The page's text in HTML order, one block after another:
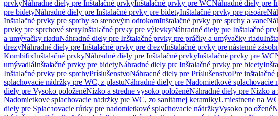
prvkyNáhradné diely pre Inštalačné prvkyInštalačné prvky pre WCNáhradné diely pre
pre bidetyNáhradné diely pre Inštalačné prvky pre bidetyInštalačné prvky pre pisoáre
Inštalačné prvky pre sprchy so stenovým odtokomInštalačné prvky pre sprchy a vane
prvky pre sprchové stenyInštalačné prvky pre výlevkyNáhradné diely pre Inštalačné
a umývačky riaduNáhradné diely pre Inštalačné prvky pre práčky a umývačky riadu
drezyNáhradné diely pre Inštalačné prvky pre drezyInštalačné prvky pre nástenné
KombifixInštalačné prvkyNáhradné diely pre Inštalačné prvkyInštalačné prvky pre WC
umývadláInštalačné prvky pre bidetyNáhradné diely pre Inštalačné prvky pre bidety
Inštalačné prvky pre sprchyPríslušenstvoNáhradné diely pre PríslušenstvoPre
splachovacie nádržky pre WC, z plastuNáhradné diely pre Nadomietkové splachovacie
diely pre Vysoko položenéNízko a stredne vysoko položenéNáhradné diely pre Nízko a
Nadomietkové splachovacie nádržky pre WC, zo sanitárnej keramikyUmiestnené na
diely pre Splachovacie rúrky pre nadomietkové splachovacie nádržkyVysoko položené